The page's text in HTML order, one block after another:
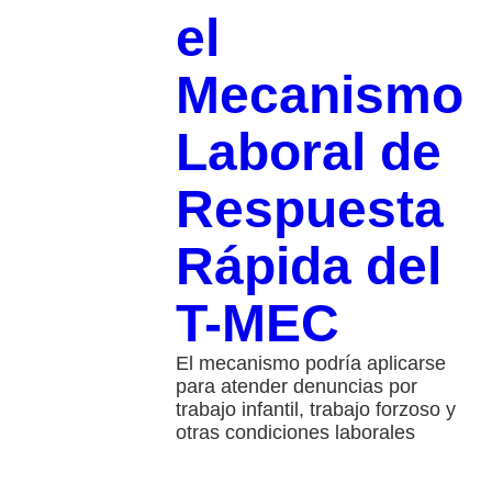
el
Mecanismo
Laboral de
Respuesta
Rápida del
T-MEC
El mecanismo podría aplicarse
para atender denuncias por
trabajo infantil, trabajo forzoso y
otras condiciones laborales